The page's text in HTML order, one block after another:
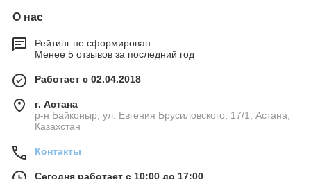
О нас
Рейтинг не сформирован
Менее 5 отзывов за последний год
Работает с 02.04.2018
г. Астана
р-н Байконыр, ул. Евгения Брусиловского, 17/1, Астана,
Казахстан
Контакты
Сегодня работает с 10:00 до 17:00